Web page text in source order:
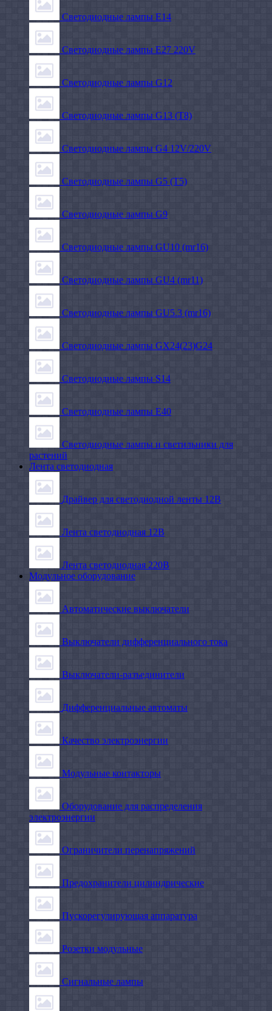
Светодиодные лампы E14
Светодиодные лампы E27 220V
Светодиодные лампы G12
Светодиодные лампы G13 (T8)
Светодиодные лампы G4 12V/220V
Светодиодные лампы G5 (T5)
Светодиодные лампы G9
Светодиодные лампы GU10 (mr16)
Светодиодные лампы GU4 (mr11)
Светодиодные лампы GU5.3 (mr16)
Светодиодные лампы GX24(23)G24
Светодиодные лампы S14
Светодиодные лампы Е40
Светодиодные лампы и светильники для
растений
Лента светодиодная
Драйвер для светодиодной ленты 12В
Лента светодиодная 12В
Лента светодиодная 220В
Модульное оборудование
Автоматические выключатели
Выключатели дифференциального тока
Выключатели-разъединители
Дифференциальные автоматы
Качество электроэнергии
Модульные контакторы
Оборудование для распределения
электроэнергии
Ограничители перенапряжений
Предохранители цилиндрические
Пускорегулирующая аппаратура
Розетки модульные
Сигнальные лампы